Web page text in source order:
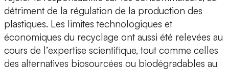
détriment de la régulation de la production des
plastiques. Les limites technologiques et
économiques du recyclage ont aussi été relevées au
cours de l’expertise scientifique, tout comme celles
des alternatives biosourcées ou biodégradables au